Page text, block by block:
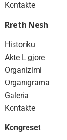
Kontakte
Rreth Nesh
Historiku
Akte Ligjore
Organizimi
Organigrama
Galeria
Kontakte
Kongreset